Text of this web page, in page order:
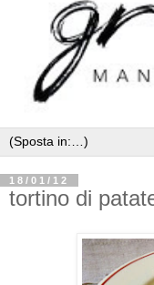
18/01/12
tortino di